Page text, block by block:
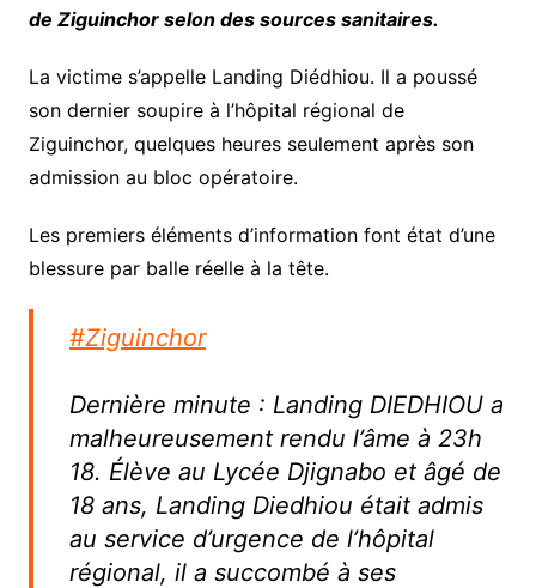
de Ziguinchor selon des sources sanitaires.
La victime s’appelle Landing Diédhiou. Il a poussé
son dernier soupire à l’hôpital régional de
Ziguinchor, quelques heures seulement après son
admission au bloc opératoire.
Les premiers éléments d’information font état d’une
blessure par balle réelle à la tête.
#Ziguinchor
Dernière minute : Landing DIEDHIOU a
malheureusement rendu l’âme à 23h
18. Élève au Lycée Djignabo et âgé de
18 ans, Landing Diedhiou était admis
au service d’urgence de l’hôpital
régional, il a succombé à ses